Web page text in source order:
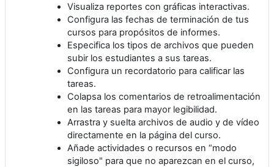
Visualiza reportes con gráficas interactivas.
Configura las fechas de terminación de tus
cursos para propósitos de informes.
Especifica los tipos de archivos que pueden
subir los estudiantes a sus tareas.
Configura un recordatorio para calificar las
tareas.
Colapsa los comentarios de retroalimentación
en las tareas para mayor legibilidad.
Arrastra y suelta archivos de audio y de vídeo
directamente en la página del curso.
Añade actividades o recursos en “modo
sigiloso" para que no aparezcan en el curso,